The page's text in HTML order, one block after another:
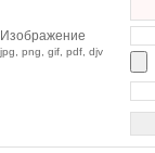
Изображение
jpg, png, gif, pdf, djv